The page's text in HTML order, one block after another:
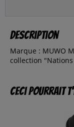
Description
Marque : MUWO
collection
Ceci pourrait